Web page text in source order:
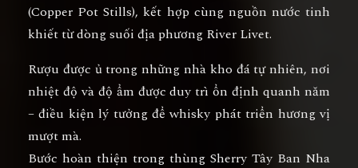
(Copper Pot Stills), kết hợp cùng nguồn nước tinh
khiết từ dòng suối địa phương River Livet.
Rượu được ủ trongnhững nhà kho đá tự nhiên, nơi
nhiệt độ và độ ẩm được duy trì ổn định quanh năm
– điều kiện lý tưởng để whisky phát triển hương vị
mượt mà.
Bước hoàn thiện trong thùng Sherry Tây Ban Nha